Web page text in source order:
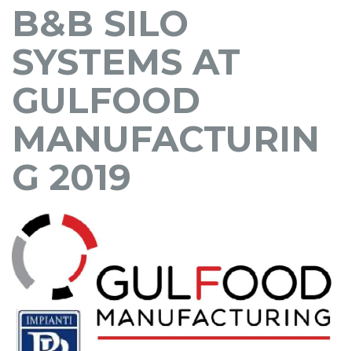
B&B SILO
SYSTEMS AT
GULFOOD
MANUFACTURIN
G 2019